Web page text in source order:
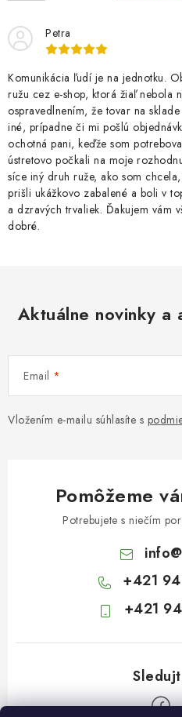
Petra
Komunikácia ľudí je na jednotku.
ružu cez e-shop, ktorá žiaľ nebola
ospravedlnením, že tovar na
iné, prípadne či mi pošlú
ochotná pani, keďže som
ústretovo počkali na moje
síce iný druh ruže, ako som
prišli ukážkovo zabalené a boli v
a dzravých trvaliek. Ďakujem vám
dobré.
Aktuálne novinky a
Email
Vložením e-mailu súhlasíte s
Pomôžeme
Potrebujete s niečím
info@
+421
+421